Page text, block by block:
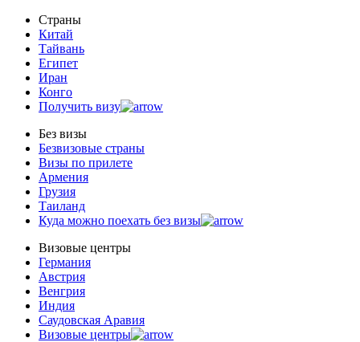
Страны
Китай
Тайвань
Египет
Иран
Конго
Получить визу
Без визы
Безвизовые страны
Визы по прилете
Армения
Грузия
Таиланд
Куда можно поехать без визы
Визовые центры
Германия
Австрия
Венгрия
Индия
Саудовская Аравия
Визовые центры